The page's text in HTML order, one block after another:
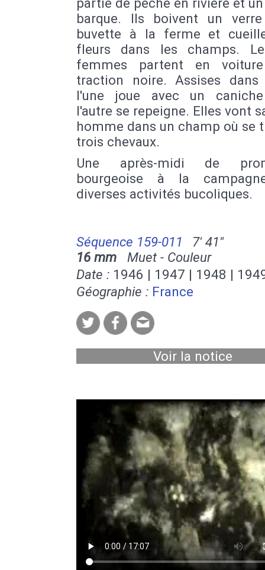
barque. Ils boivent un
buvette à la ferme et
fleurs dans les champs.
femmes partent en
traction noire. Assises dans
l'une joue avec un
l'autre se repeigne. Elles vont
homme dans un champ où se
trois chevaux.
Une après-midi de
bourgeoise à la
diverses activités bucoliques.
Séquence 159-011
7' 41''
16 mm Muet - Couleur
Date : 1946 | 1947 | 1948 |
Géographie : France
Voir la notice